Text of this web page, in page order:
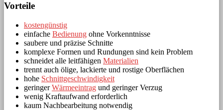
Vorteile
kostengünstig
einfache Bedienung ohne Vorkenntnisse
saubere und präzise Schnitte
komplexe Formen und Rundungen sind kein Problem
schneidet alle leitfähigen Materialien
trennt auch ölige, lackierte und rostige Oberflächen
hohe Schnittgeschwindigkeit
geringerWärmeeintrag und geringer Verzug
wenig Kraftaufwand erforderlich
kaum Nachbearbeitung notwendig